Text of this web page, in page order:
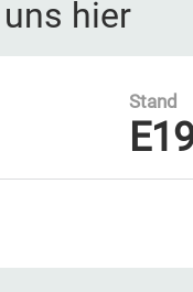
hier
Stand